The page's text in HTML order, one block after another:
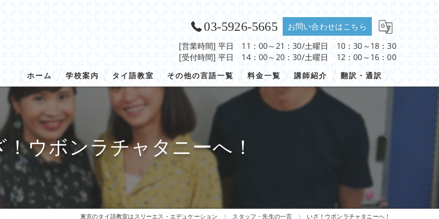
03-5926-5665
お問い合わせはこちら
[営業時間] 平日 11：00～21：30/土曜日 10：30～18：30
[受付時間] 平日 14：00～20：30/土曜日 12：00～16：00
ホーム 学校案内
入学の流れ
アクセス
タイ語教室
タイ語／トップ
タイ語／授業の概要
タイ語／コース・料金
タイ語／開講スケジュール
タイ語／留学
その他の言語一覧
韓国語
インドネシア語
中国語
料金一覧 講師紹介 翻訳・通訳
！ウボンラチャタニーへ！
東京のタイ語教室はスリーエス・エデュケーション スタッフ・先生の一言 いざ！ウボンラチャタニーへ！